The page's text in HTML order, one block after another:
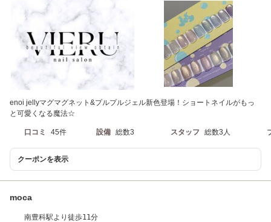
enoi jellyマグマグネット&プルプルジェル新色登場！ショートネイルがもっ
と可愛くなる魔法☆
口コミ 45件 設備 総数3 スタッフ 総数3人
クーポンを表示
moca
南豊科駅より徒歩11分